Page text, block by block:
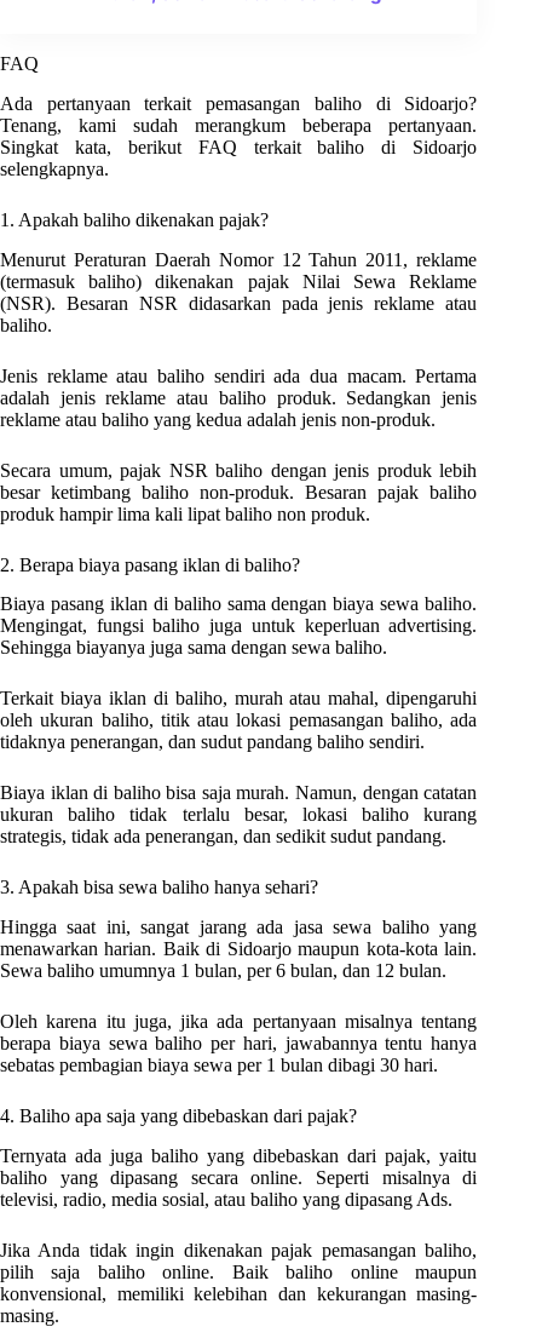
FAQ
Ada pertanyaan terkait pemasangan baliho di Sidoarjo?
Tenang, kami sudah merangkum beberapa pertanyaan.
Singkat kata, berikut FAQ terkait baliho di Sidoarjo
selengkapnya.
1. Apakah baliho dikenakan pajak?
Menurut Peraturan Daerah Nomor 12 Tahun 2011, reklame
(termasuk baliho) dikenakan pajak Nilai Sewa Reklame
(NSR). Besaran NSR didasarkan pada jenis reklame atau
baliho.
Jenis reklame atau baliho sendiri ada dua macam. Pertama
adalah jenis reklame atau baliho produk. Sedangkan jenis
reklame atau baliho yang kedua adalah jenis non-produk.
Secara umum, pajak NSR baliho dengan jenis produk lebih
besar ketimbang baliho non-produk. Besaran pajak baliho
produk hampir lima kali lipat baliho non produk.
2. Berapa biaya pasang iklan di baliho?
Biaya pasang iklan di baliho sama dengan biaya sewa baliho.
Mengingat, fungsi baliho juga untuk keperluan advertising.
Sehingga biayanya juga sama dengan sewa baliho.
Terkait biaya iklan di baliho, murah atau mahal, dipengaruhi
oleh ukuran baliho, titik atau lokasi pemasangan baliho, ada
tidaknya penerangan, dan sudut pandang baliho sendiri.
Biaya iklan di baliho bisa saja murah. Namun, dengan catatan
ukuran baliho tidak terlalu besar, lokasi baliho kurang
strategis, tidak ada penerangan, dan sedikit sudut pandang.
3. Apakah bisa sewa baliho hanya sehari?
Hingga saat ini, sangat jarang ada jasa sewa baliho yang
menawarkan harian. Baik di Sidoarjo maupun kota-kota lain.
Sewa baliho umumnya 1 bulan, per 6 bulan, dan 12 bulan.
Oleh karena itu juga, jika ada pertanyaan misalnya tentang
berapa biaya sewa baliho per hari, jawabannya tentu hanya
sebatas pembagian biaya sewa per 1 bulan dibagi 30 hari.
4. Baliho apa saja yang dibebaskan dari pajak?
Ternyata ada juga baliho yang dibebaskan dari pajak, yaitu
baliho yang dipasang secara online. Seperti misalnya di
televisi, radio, media sosial, atau baliho yang dipasang Ads.
Jika Anda tidak ingin dikenakan pajak pemasangan baliho,
pilih saja baliho online. Baik baliho online maupun
konvensional, memiliki kelebihan dan kekurangan masing-
masing.